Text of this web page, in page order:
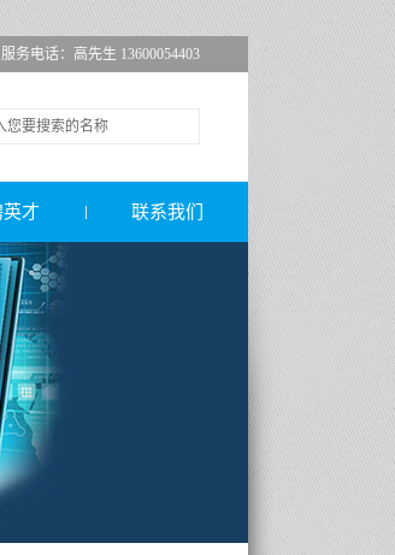
务电话：高先生 13600054403
才 联系我们